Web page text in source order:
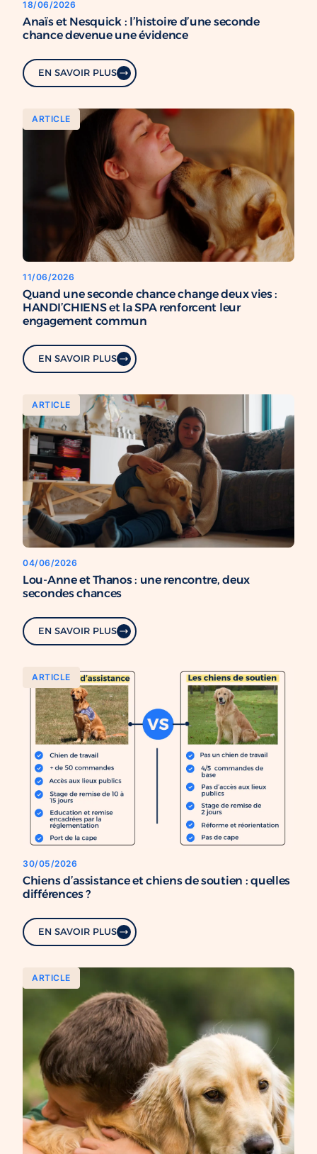
18/06/2026
Anaïs et Nesquick : l’histoire d’une seconde
chance devenue une évidence
EN SAVOIR PLUS
ARTICLE
11/06/2026
Quand une seconde chance change deux vies :
HANDI’CHIENS et la SPA renforcent leur
engagement commun
EN SAVOIR PLUS
ARTICLE
04/06/2026
Lou-Anne et Thanos : une rencontre, deux
secondes chances
EN SAVOIR PLUS
ARTICLE
30/05/2026
Chiens d’assistance et chiens de soutien : quelles
différences ?
EN SAVOIR PLUS
ARTICLE